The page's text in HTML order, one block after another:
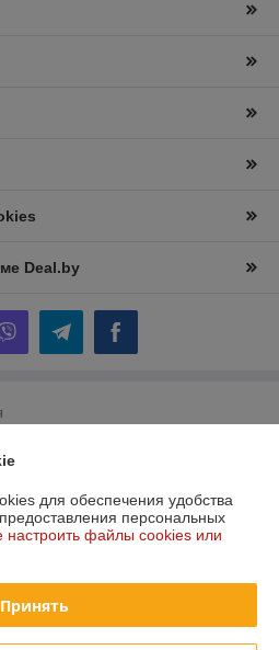
Deal.by
горисполком
для обеспечения удобства
персональных
настроить файлы cookies или
Принять